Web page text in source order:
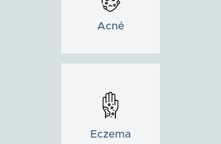
Acné
Eczema